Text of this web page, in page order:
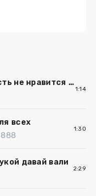
Я такая какая есть не нравится вали
1:14
всех
1:30
давай вали
2:29